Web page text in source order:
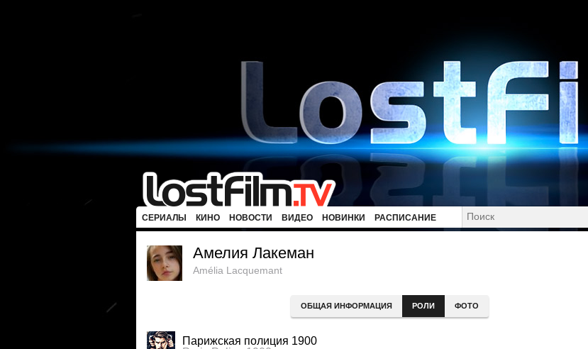
СЕРИАЛЫ КИНО НОВОСТИ ВИДЕО НОВИНКИ РАСПИСАНИЕ
Амелия Лакеман
Amélia Lacquemant
ОБЩАЯ ИНФОРМАЦИЯ РОЛИ ФОТО
Парижская полиция 1900